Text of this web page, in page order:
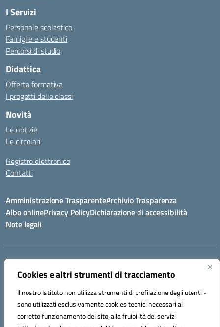
Cookies e altri strumenti di tracciamento
Il nostro Istituto non utilizza strumenti di profilazione degli utenti -
sono utilizzati esclusivamente cookies tecnici necessari al
corretto funzionamento del sito, alla fruibilità dei servizi
I Servizi
Personale scolastico
Famiglie e studenti
Percorsi di studio
Didattica
Offerta formativa
I progetti delle classi
Novità
Le notizie
Le circolari
Registro elettronico
Contatti
Amministrazione TrasparenteArchivio Trasparenza
Albo onlinePrivacy PolicyDichiarazione di accessibilità
Note legali
Indirizzo:
Centralino:096721161 Email:czic869004@istruzione.it
Codice fiscale: 84000710792
Codice meccanografico:
CZIC869004
Codice unico di fatturazione (CUF): UFKGA0